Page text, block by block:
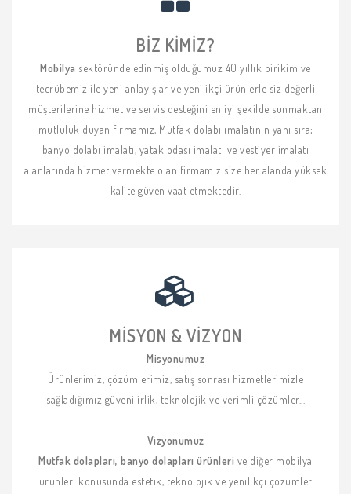
BIZ KIMIZ?
Mobilya sektöründe edinmiş olduğumuz 40 yıllık birikim ve
tecrübemiz ile yeni anlayışlar ve yenilikçi ürünlerle siz değerli
müşterilerine hizmet ve servis desteğini en iyi şekilde sunmaktan
mutluluk duyan firmamız, Mutfak dolabı imalatının yanı sıra;
banyo dolabı imalatı, yatak odası imalatı ve vestiyer imalatı
alanlarında hizmet vermekte olan firmamız size her alanda yüksek
kalite güven vaat etmektedir.
MISYON & VIZYON
Misyonumuz
Ürünlerimiz, çözümlerimiz, satış sonrası hizmetlerimizle
sağladığımız güvenilirlik, teknolojik ve verimli çözümler...
Vizyonumuz
Mutfak dolapları, banyo dolapları ürünleri ve diğer mobilya
ürünleri konusunda estetik, teknolojik ve yenilikçi çözümler